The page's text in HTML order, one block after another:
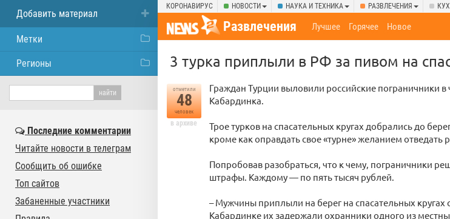
КОРОНАВИРУС НОВОСТИ НАУКА И ТЕХНИКА РАЗВЛЕЧЕНИЯ
Развлечения Лучшее Горячее Новое
3 турка приплыли в РФ за пивом на
отметили
48
человек
в архиве
Граждан Турции выловили российские пограничники
Кабардинка.
Трое турков на спасательных кругах добрались до
кроме как оправдать свое «турне» желанием отведать
Попробовав разобраться, что к чему, пограничники
штрафы. Каждому — по пять тысяч рублей.
– Мужчины приплыли на берег на спасательных кругах
Кабардинке их задержали охранники одного из
Добавить материал
Метки
Регионы
Последние комментарии
Читайте новости в телеграм
Сообщить об ошибке
Топ сайтов
Забаненные участники